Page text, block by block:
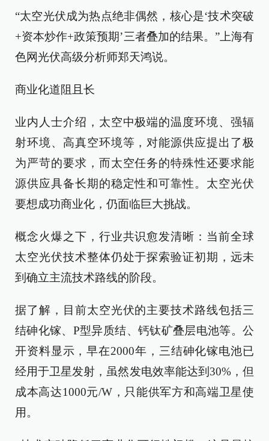
“太空光伏成为热点绝非偶然，核心是‘技术突破
+资本炒作+政策预期’三者叠加的结果。”上海有
色网光伏高级分析师郑天鸿说。
商业化道阻且长
业内人士介绍，太空中极端的温度环境、强辐
射环境、高真空环境等，对能源供应提出了极
为严苛的要求，而太空任务的特殊性还要求能
源供应具备长期的稳定性和可靠性。太空光伏
要想成功商业化，仍面临巨大挑战。
概念火爆之下，行业共识愈发清晰：当前全球
太空光伏技术整体仍处于探索验证初期，远未
到确立主流技术路线的阶段。
据了解，目前太空光伏的主要技术路线包括三
结砷化镓、P型异质结、钙钛矿叠层电池等。公
开资料显示，早在2000年，三结砷化镓电池已
经用于卫星发射，虽然发电效率能达到30%，但
成本高达1000元/W，只能供军方和高端卫星使
用。